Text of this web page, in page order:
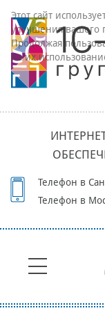
Телефон в
Телефон в
Этот сайт
улучшения вашего
Продолжая
на их